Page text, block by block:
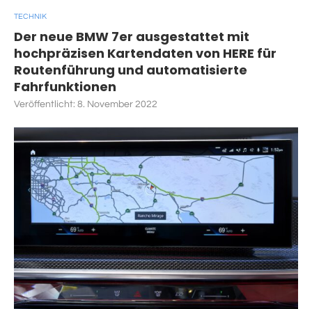
TECHNIK
Der neue BMW 7er ausgestattet mit
hochpräzisen Kartendaten von HERE für
Routenführung und automatisierte
Fahrfunktionen
Veröffentlicht: 8. November 2022